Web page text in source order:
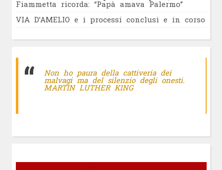
Fiammetta ricorda: “Papà amava Palermo”
VIA D’AMELIO e i processi conclusi e in corso
Non ho paura della cattiveria dei
malvagi ma del silenzio degli onesti.
MARTIN LUTHER KING